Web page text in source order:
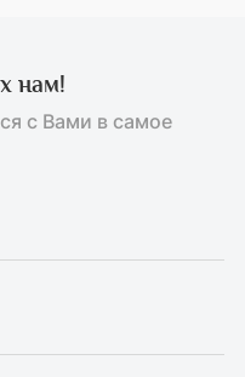
нам!
с Вами в самое